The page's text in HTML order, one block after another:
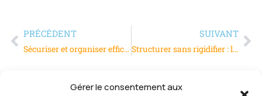
Gérer le consentement aux
PRÉCÉDENT
Sécuriser et organiser efficacement vos espaces industriels : les solutions de marquage au sol
SUIVANT
Structurer sans rigidifier : la clé pour une performance durable en entreprise